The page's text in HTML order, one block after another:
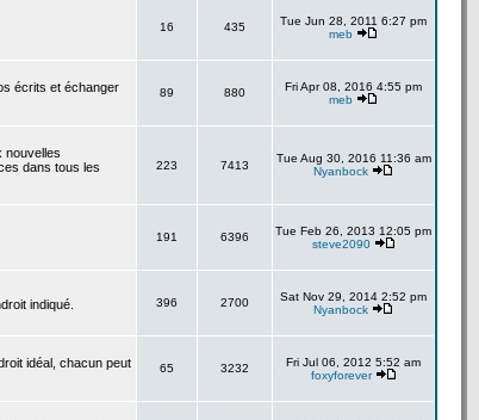
16 435
Tue Jun 28, 2011 6:27 pm
meb
écrits et échanger
89 880
Fri Apr 08, 2016 4:55 pm
meb
nouvelles
dans tous les
223 7413
Tue Aug 30, 2016 11:36 am
Nyanbock
191 6396
Tue Feb 26, 2013 12:05 pm
steve2090
indiqué. 396 2700
Sat Nov 29, 2014 2:52 pm
Nyanbock
idéal, chacun peut
65 3232
Fri Jul 06, 2012 5:52 am
foxyforever